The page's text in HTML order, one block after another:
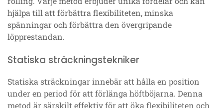
hjälpa till att förbättra flexibiliteten, minska
spänningar och förbättra den övergripande
löpprestandan.
Statiska sträckningstekniker
Statiska sträckningar innebär att hålla en position
under en period för att förlänga höftböjarna. Denna
metod är särskilt effektiv för att öka flexibiliteten och